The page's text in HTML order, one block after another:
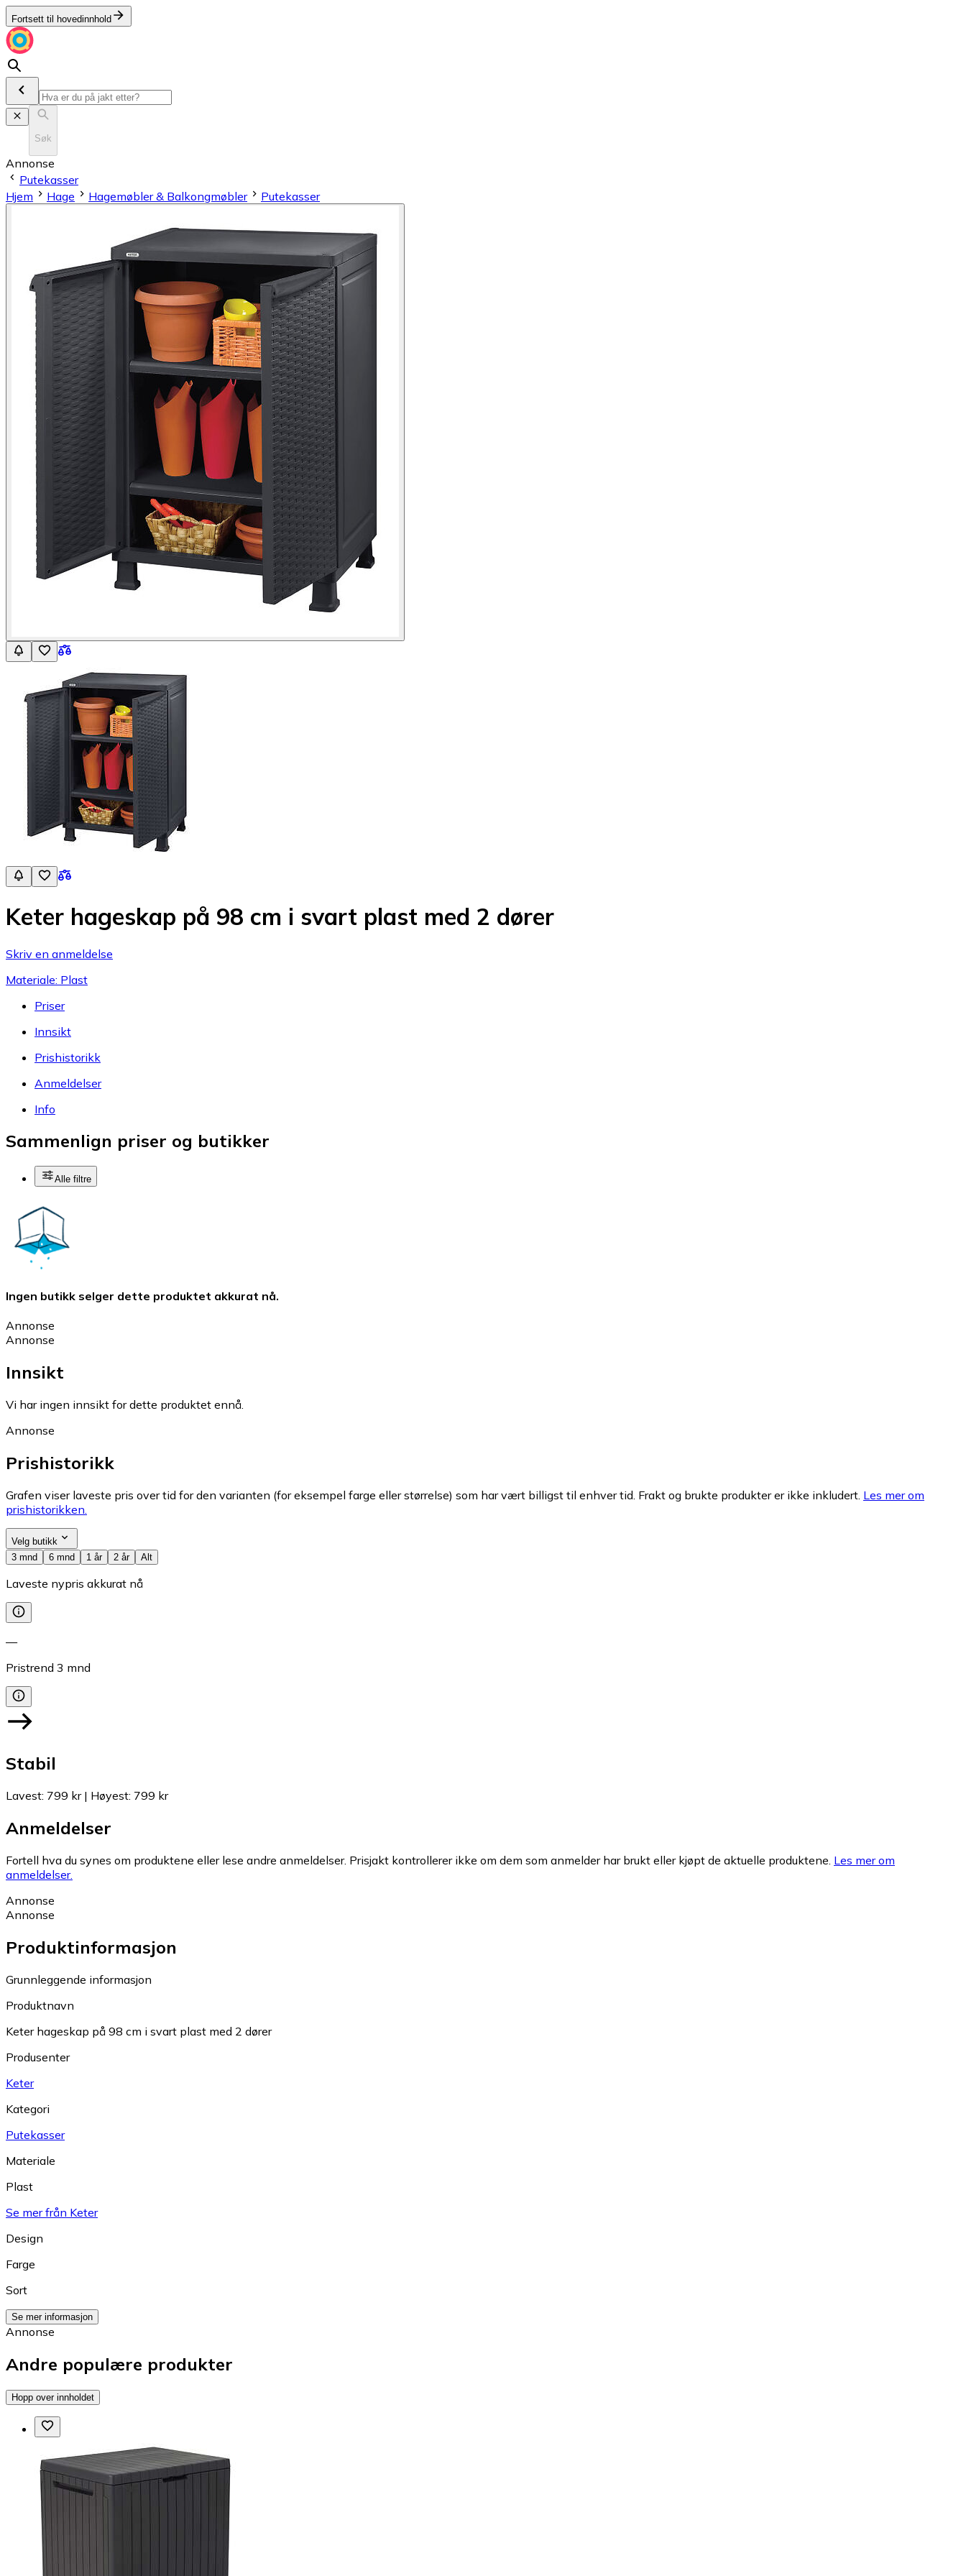
Fortsett til hovedinnhold
Søk
Annonse
Putekasser
Hjem
Hage Hagemøbler & Balkongmøbler Putekasser
Keter hageskap på 98 cm i svart plast med 2 dører
Skriv en anmeldelse
Materiale: Plast
Priser
Innsikt
Prishistorikk
Anmeldelser
Info
Sammenlign priser og butikker
Alle filtre
Ingen butikk selger dette produktet akkurat nå.
Annonse
Annonse
Innsikt
Vi har ingen innsikt for dette produktet ennå.
Annonse
Prishistorikk
Grafen viser laveste pris over tid for den varianten (for eksempel farge eller størrelse) som har vært billigst til enhver tid. Frakt og brukte produkter er ikke inkludert. Les mer om
prishistorikken.
Velg butikk
3 mnd
6 mnd 1 år 2 år Alt
Laveste nypris akkurat nå
—
Pristrend 3 mnd
Stabil
Lavest: 799 kr| Høyest: 799 kr
Anmeldelser
Fortell hva du synes om produktene eller lese andre anmeldelser. Prisjakt kontrollerer ikke om dem som anmelder har brukt eller kjøpt de aktuelle produktene. Les mer om
anmeldelser.
Annonse
Annonse
Produktinformasjon
Grunnleggende informasjon
Produktnavn
Keter hageskap på 98 cm i svart plast med 2 dører
Produsenter
Keter
Kategori
Putekasser
Materiale
Plast
Se mer från Keter
Design
Farge
Sort
Se mer informasjon
Annonse
Andre populære produkter
Hopp over innholdet